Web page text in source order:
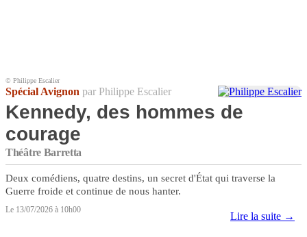
© Philippe Escalier
Spécial Avignon par Philippe Escalier
Kennedy, des hommes de
courage
Théâtre Barretta
Deux comédiens, quatre destins, un secret d'État qui traverse la
Guerre froide et continue de nous hanter.
Le 13/07/2026 à 10h00
Lire la suite →